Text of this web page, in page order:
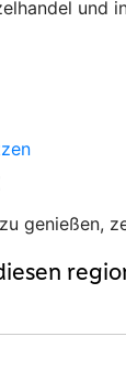
und
genießen,